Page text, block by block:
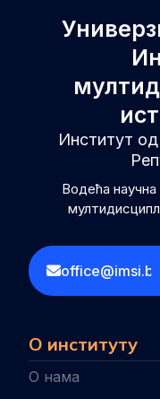
Институт од
Водећа
О институту
О нама